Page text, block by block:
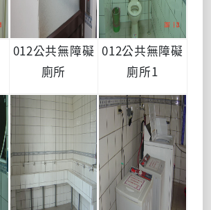
012公共無障礙
廁所
012公共無障礙
廁所1